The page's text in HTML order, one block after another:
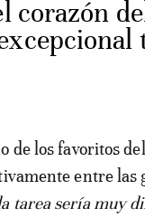
corazón
de los favoritos
entre las
tarea sería muy